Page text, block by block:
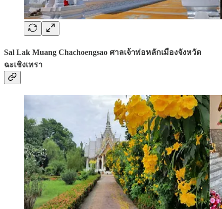
Sal Lak Muang Chachoengsao ศาลเจ้าพ่อหลักเมืองจังหวัด
ฉะเชิงเทรา